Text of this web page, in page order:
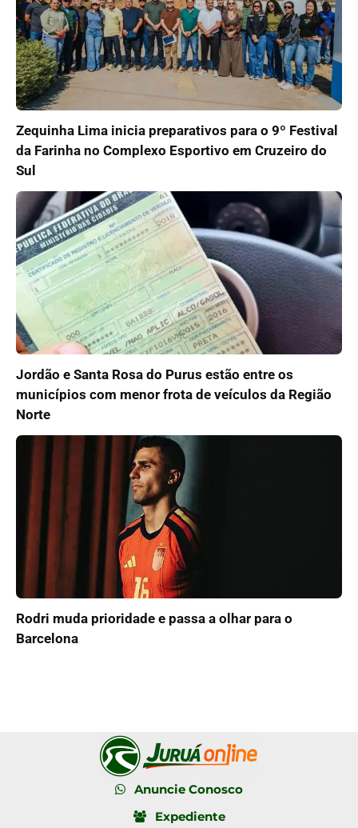
Zequinha Lima inicia preparativos para o 9º Festival
da Farinha no Complexo Esportivo em Cruzeiro do
Sul
Jordão e Santa Rosa do Purus estão entre os
municípios com menor frota de veículos da Região
Norte
Rodri muda prioridade e passa a olhar para o
Barcelona
Anuncie Conosco
Expediente